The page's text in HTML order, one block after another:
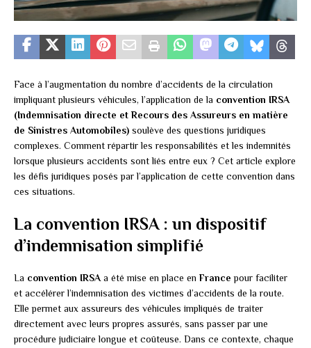
Face à l’augmentation du nombre d’accidents de la circulation
impliquant plusieurs véhicules, l’application de la convention IRSA
(Indemnisation directe et Recours des Assureurs en matière
de Sinistres Automobiles) soulève des questions juridiques
complexes. Comment répartir les responsabilités et les indemnités
lorsque plusieurs accidents sont liés entre eux ? Cet article explore
les défis juridiques posés par l’application de cette convention dans
ces situations.
La convention IRSA : un dispositif
d’indemnisation simplifié
La convention IRSAa été mise en place en France pour faciliter
et accélérer l’indemnisation des victimes d’accidents de la route.
Elle permet aux assureurs des véhicules impliqués de traiter
directement avec leurs propres assurés, sans passer par une
procédure judiciaire longue et coûteuse. Dans ce contexte, chaque